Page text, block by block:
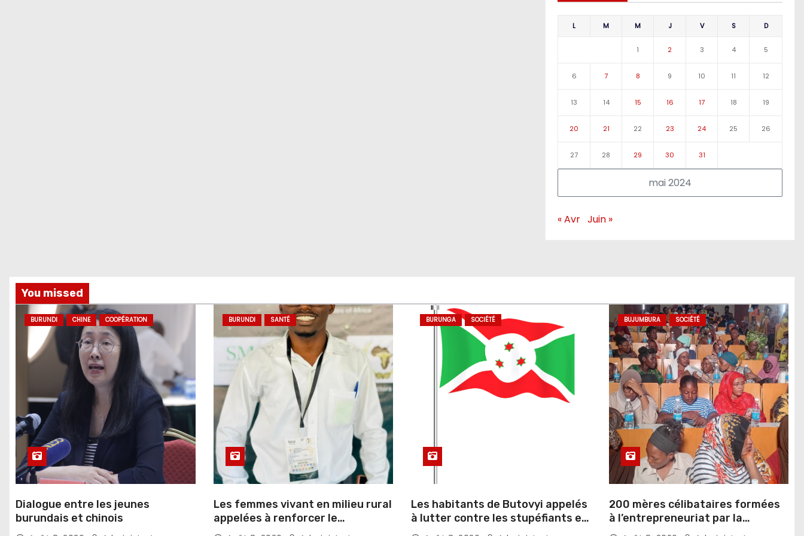
mai 2024
L M M J V S D
1 2 3 4 5
6 7 8 9 10 11 12
13 14 15 16 17 18 19
20 21 22 23 24 25 26
27 28 29 30 31
« Avr Juin »
You missed
BURUNDI CHINE COOPÉRATION
Dialogue entre les jeunes
burundais et chinois
BURUNDI SANTÉ
Les femmes vivant en milieu rural
appelées à renforcer le
dépistage des infections
BURUNGA SOCIÉTÉ
Les habitants de Butovyi appelés
à lutter contre les stupéfiants et
les accusations de sorcellerie
BUJUMBURA SOCIÉTÉ
200 mères célibataires formées
à l’entrepreneuriat par la
Fondation Umugiraneza et l’OPDD